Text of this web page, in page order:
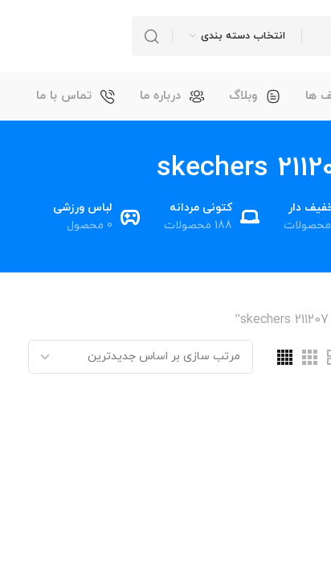
انتخاب دسته بندی
ها وبلاگ درباره ما تماس با ما
skechers
دار
کتونی مردانه
188 محصولات
لباس ورزشی
0 محصول